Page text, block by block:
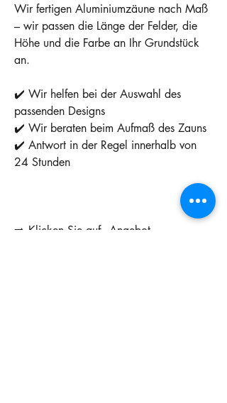
Wir fertigen Aluminiumzäune nach Maß
– wir passen die Länge der Felder, die
Höhe und die Farbe an Ihr Grundstück
an.
✔️ Wir helfen bei der Auswahl des
passenden Designs
✔️ Wir beraten beim Aufmaß des Zauns
✔️ Antwort in der Regel innerhalb von
24 Stunden
➡️ Klicken Sie auf „Angebot